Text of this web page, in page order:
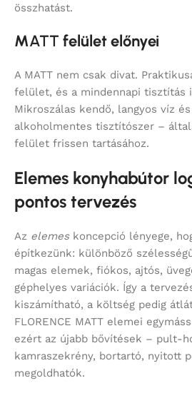
összhatást.
MATT felület előnyei
A MATT nem csak divat.
felület, és a mindennapi tisztítás
Mikroszálas kendő, langyos víz
alkoholmentes tisztítószer –
felület frissen tartásához.
Elemes konyhabútor
pontos tervezés
Az elemeskoncepció lényege,
építkezünk: különböző
magas elemek, fiókos, ajtós,
géphelyes variációk. Így a
kiszámítható, a költség pedig
FLORENCE MATT elemei
ezért az újabb bővítések – pult-
kamraszekrény, bortartó, nyitott
megoldhatók.